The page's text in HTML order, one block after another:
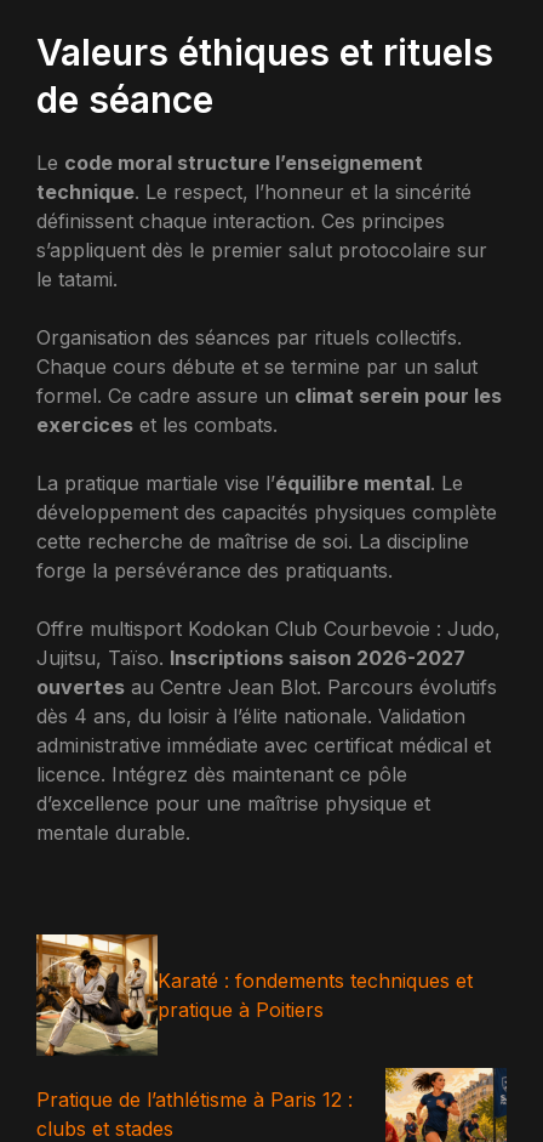
Valeurs éthiques et rituels
de séance
Le code moral structure l’enseignement
technique. Le respect, l’honneur et la sincérité
définissent chaque interaction. Ces principes
s’appliquent dès le premier salut protocolaire sur
le tatami.
Organisation des séances par rituels collectifs.
Chaque cours débute et se termine par un salut
formel. Ce cadre assure un climat serein pour les
exercices et les combats.
La pratique martiale vise l’équilibre mental. Le
développement des capacités physiques complète
cette recherche de maîtrise de soi. La discipline
forge la persévérance des pratiquants.
Offre multisport Kodokan Club Courbevoie : Judo,
Jujitsu, Taïso. Inscriptions saison 2026-2027
ouvertes au Centre Jean Blot. Parcours évolutifs
dès 4 ans, du loisir à l’élite nationale. Validation
administrative immédiate avec certificat médical et
licence. Intégrez dès maintenant ce pôle
d’excellence pour une maîtrise physique et
mentale durable.
Karaté : fondements techniques et
pratique à Poitiers
Pratique de l’athlétisme à Paris 12 :
clubs et stades